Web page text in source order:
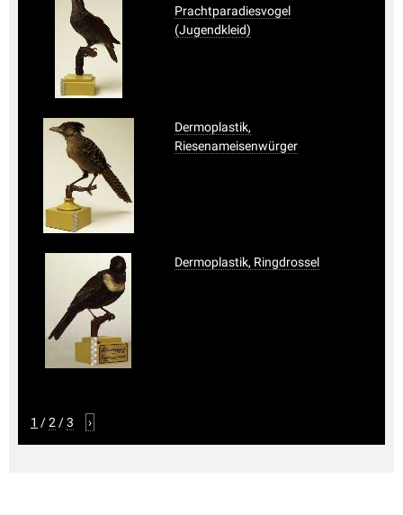
Prachtparadiesvogel
(Jugendkleid)
Dermoplastik,
Riesenameisenwürger
Dermoplastik, Ringdrossel
1 /2 /3 ›